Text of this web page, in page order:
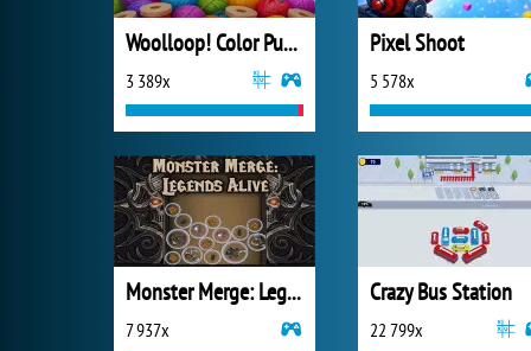
Woolloop! Color Puzzle
3 389x
Pixel Shoot
5 578x
Monster Merge: Legends Alive
7 937x
Crazy Bus Station
22 799x